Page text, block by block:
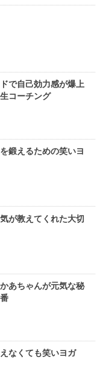
で自己効力感が爆上
コーチング
鍛えるための笑いヨ
気が教えてくれた大切
かあちゃんが元気な秘
えなくても笑いヨガ